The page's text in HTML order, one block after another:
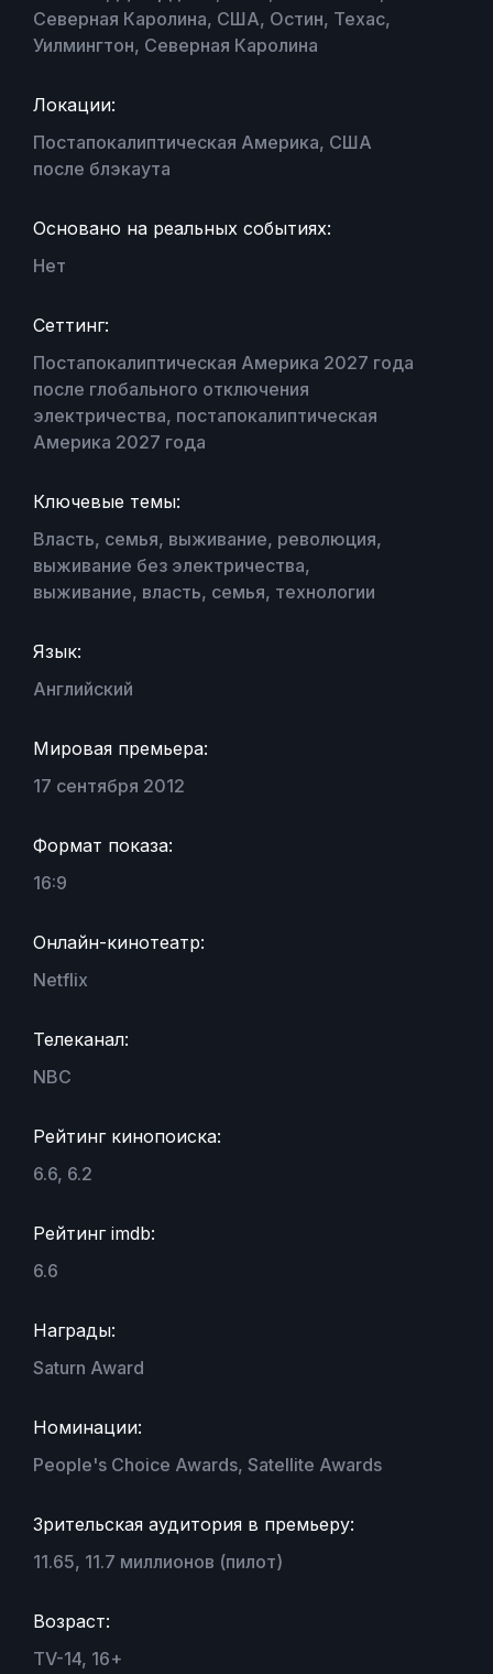
Северная Каролина, США, Остин, Техас,
Уилмингтон, Северная Каролина
Локации:
Постапокалиптическая Америка, США
после блэкаута
Основано на реальных событиях:
Нет
Сеттинг:
Постапокалиптическая Америка 2027 года
после глобального отключения
электричества, постапокалиптическая
Америка 2027 года
Ключевые темы:
Власть, семья, выживание, революция,
выживание без электричества,
выживание, власть, семья, технологии
Язык:
Английский
Мировая премьера:
17 сентября 2012
Формат показа:
16:9
Онлайн-кинотеатр:
Netflix
Телеканал:
NBC
Рейтинг кинопоиска:
6.6, 6.2
Рейтинг imdb:
6.6
Награды:
Saturn Award
Номинации:
People's Choice Awards, Satellite Awards
Зрительская аудитория в премьеру:
11.65, 11.7 миллионов (пилот)
Возраст:
TV-14, 16+